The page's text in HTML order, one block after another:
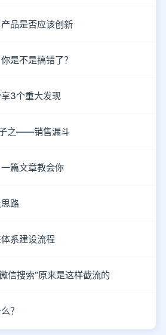
品是否应该创新
是不是搞错了？
3个重大发现
之——销售漏斗
篇文章教会你
路
系建设流程
信搜索“原来是这样截流的
？